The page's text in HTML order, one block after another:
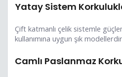
Yatay Sistem
Çift katmanlı çelik sistemle
kullanımına uygun şık
Camlı Paslanmaz